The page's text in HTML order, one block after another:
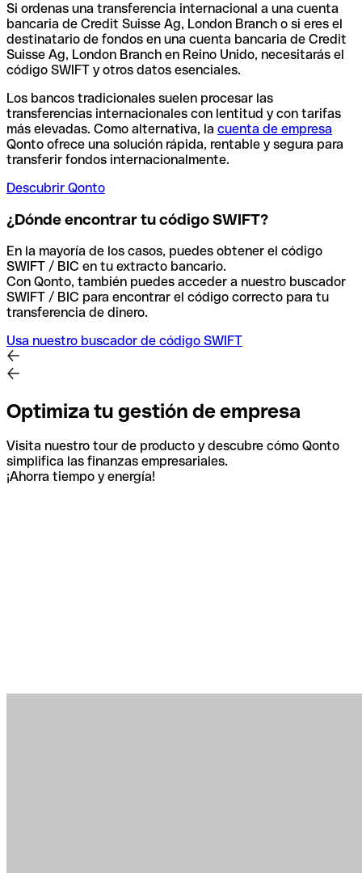
Si ordenas una transferencia internacional a una cuenta
bancaria de Credit Suisse Ag, London Branch o si eres el
destinatario de fondos en una cuenta bancaria de Credit
Suisse Ag, London Branch en Reino Unido, necesitarás el
código SWIFT y otros datos esenciales.
Los bancos tradicionales suelen procesar las
transferencias internacionales con lentitud y con tarifas
más elevadas. Como alternativa, la cuenta de empresa
Qonto ofrece una solución rápida, rentable y segura para
transferir fondos internacionalmente.
Descubrir Qonto
¿Dónde encontrar tu código SWIFT?
En la mayoría de los casos, puedes obtener el código
SWIFT / BIC en tu extracto bancario.
Con Qonto, también puedes acceder a nuestro buscador
SWIFT / BIC para encontrar el código correcto para tu
transferencia de dinero.
Usa nuestro buscador de código SWIFT
Optimiza tu gestión de empresa
Visita nuestro tour de producto y descubre cómo Qonto
simplifica las finanzas empresariales.
¡Ahorra tiempo y energía!